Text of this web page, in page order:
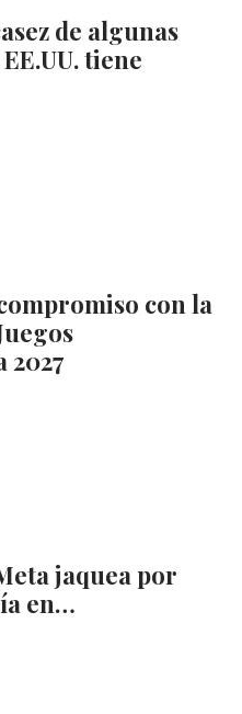
de algunas
tiene
con la
2027
jaquea por
en…